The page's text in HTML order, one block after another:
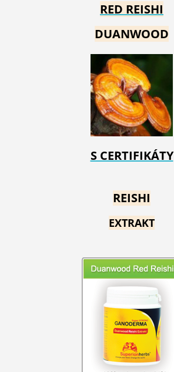
RED REISHI
DUANWOOD
S CERTIFIKÁTY
REISHI
EXTRAKT